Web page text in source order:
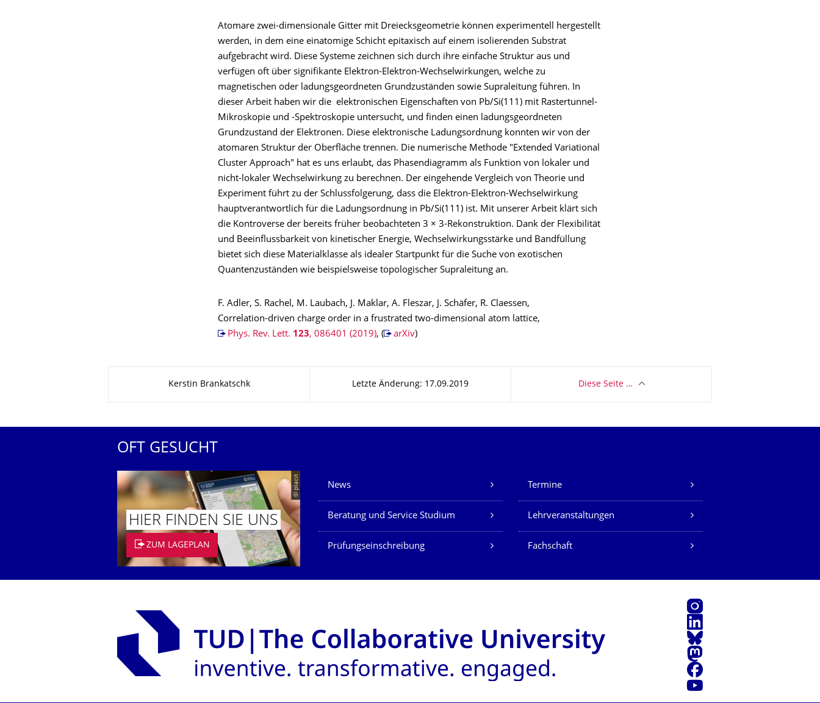
Atomare zwei-dimensionale Gitter mit Dreiecksgeometrie können experimentell hergestellt
werden, in dem eine einatomige Schicht epitaxisch auf einem isolierenden Substrat
aufgebracht wird. Diese Systeme zeichnen sich durch ihre einfache Struktur aus und
verfügen oft über signifikante Elektron-Elektron-Wechselwirkungen, welche zu
magnetischen oder ladungsgeordneten Grundzuständen sowie Supraleitung führen. In
dieser Arbeit haben wir die elektronischen Eigenschaften von Pb/Si(111) mit Rastertunnel-
Mikroskopie und -Spektroskopie untersucht, und finden einen ladungsgeordneten
Grundzustand der Elektronen. Diese elektronische Ladungsordnung konnten wir von der
atomaren Struktur der Oberfläche trennen. Die numerische Methode "Extended Variational
Cluster Approach" hat es uns erlaubt, das Phasendiagramm als Funktion von lokaler und
nicht-lokaler Wechselwirkung zu berechnen. Der eingehende Vergleich von Theorie und
Experiment führt zu der Schlussfolgerung, dass die Elektron-Elektron-Wechselwirkung
hauptverantwortlich für die Ladungsordnung in Pb/Si(111) ist. Mit unserer Arbeit klärt sich
die Kontroverse der bereits früher beobachteten 3 × 3-Rekonstruktion. Dank der Flexibilität
und Beeinflussbarkeit von kinetischer Energie, Wechselwirkungsstärke und Bandfüllung
bietet sich diese Materialklasse als idealer Startpunkt für die Suche von exotischen
Quantenzuständen wie beispielsweise topologischer Supraleitung an.
F. Adler, S. Rachel, M. Laubach, J. Maklar, A. Fleszar, J. Schäfer, R. Claessen,
Correlation-driven charge order in a frustrated two-dimensional atom lattice,
Phys. Rev. Lett. 123, 086401 (2019), ( arXiv)
Kerstin Brankatschk Letzte Änderung: 17.09.2019 Diese Seite …
OFT GESUCHT
© placit
HIER FINDEN SIE UNS
ZUM LAGEPLAN
Unsere Dienste
News Termine
Beratung und Service Studium Lehrveranstaltungen
Prüfungseinschreibung Fachschaft
Instagram
LinkedIn
Bluesky
Mastodon
Facebook
Youtube